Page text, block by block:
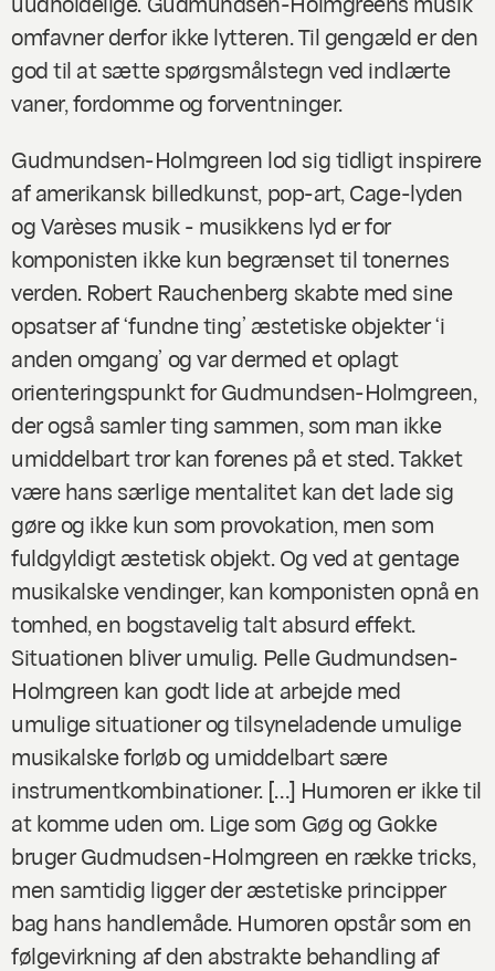
omfavner derfor ikke lytteren. Til gengæld er den
god til at sætte spørgsmålstegn ved indlærte
vaner, fordomme og forventninger.
Gudmundsen-Holmgreen lod sig tidligt inspirere
af amerikansk billedkunst, pop-art, Cage-lyden
og Varèses musik - musikkens lyd er for
komponisten ikke kun begrænset til tonernes
verden. Robert Rauchenberg skabte med sine
opsatser af ‘fundne ting’ æstetiske objekter ‘i
anden omgang’ og var dermed et oplagt
orienteringspunkt for Gudmundsen-Holmgreen,
der også samler ting sammen, som man ikke
umiddelbart tror kan forenes på et sted. Takket
være hans særlige mentalitet kan det lade sig
gøre og ikke kun som provokation, men som
fuldgyldigt æstetisk objekt. Og ved at gentage
musikalske vendinger, kan komponisten opnå en
tomhed, en bogstavelig talt absurd effekt.
Situationen bliver umulig. Pelle Gudmundsen-
Holmgreen kan godt lide at arbejde med
umulige situationer og tilsyneladende umulige
musikalske forløb og umiddelbart sære
instrumentkombinationer. […] Humoren er ikke til
at komme uden om. Lige som Gøg og Gokke
bruger Gudmudsen-Holmgreen en række tricks,
men samtidig ligger der æstetiske principper
bag hans handlemåde. Humoren opstår som en
følgevirkning af den abstrakte behandling af